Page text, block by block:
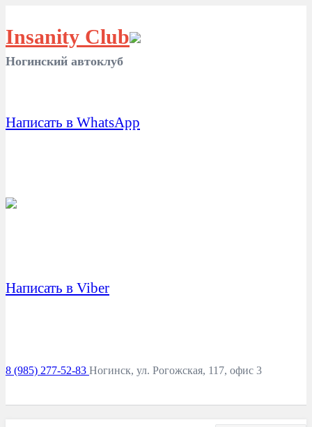
Insanity Club
Ногинский автоклуб
Написать в WhatsApp
Написать в Viber
8 (985) 277-52-83 Ногинск, ул. Рогожская, 117, офис 3